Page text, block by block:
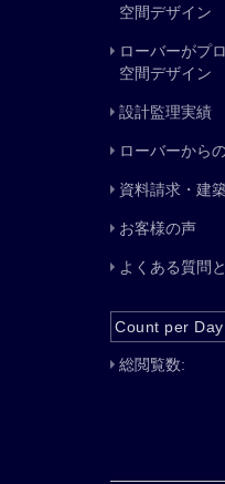
空間デザイン
ローバーがプ
空間デザイン
設計監理実績
ローバーから
資料請求・建
お客様の声
よくある質問
Count per Day
総閲覧数: